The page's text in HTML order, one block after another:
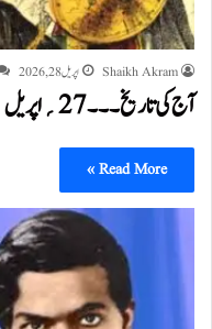
Shaikh Akram اپریل 28, 2026
آج کی تاریخ۔۔۔27؍اپریل
Read More »